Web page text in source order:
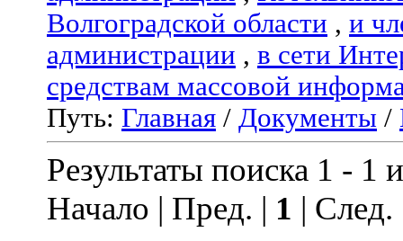
Волгоградской области , и
администрации , в сети
средствам массовой
Путь: Главная / Документы /
Результаты поиска 1 - 1
Начало | Пред. | 1 |